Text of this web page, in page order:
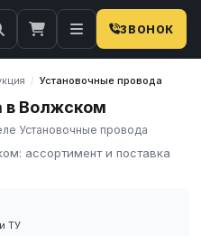
ЗВОНОК
/ Установочные провода
в Волжском
Установочные провода
ассортимент и поставка
ТУ